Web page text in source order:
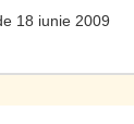
18 iunie 2009